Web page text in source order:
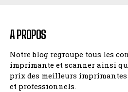
A PROPOS
Notre blog regroupe tous les
imprimante et scanner ainsi
prix des meilleurs
et professionnels.